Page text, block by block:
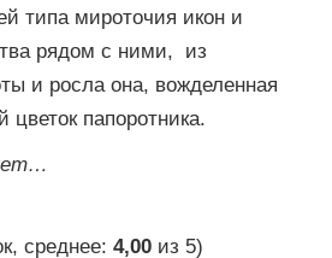
типа мироточия икон и
рядом с ними, из
и росла она, вожделенная
цветок папоротника.
среднее: 4,00 из 5)